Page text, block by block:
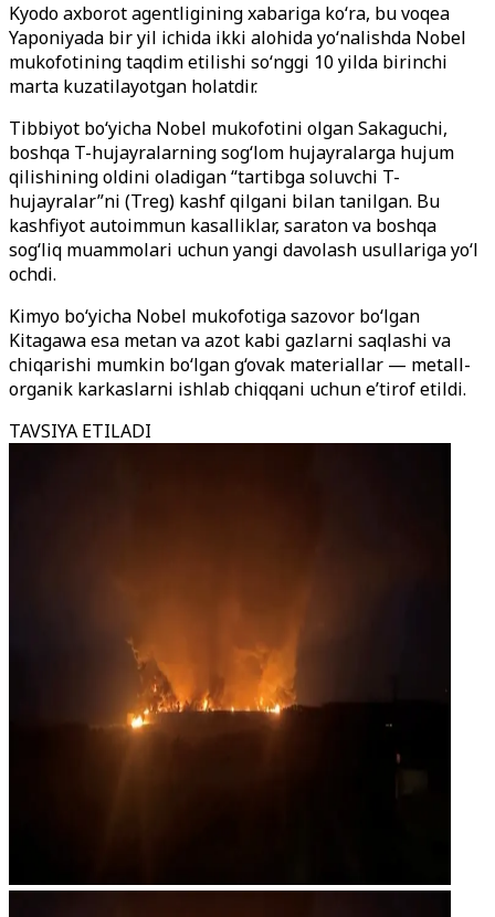
Kyodo axborot agentligining xabariga ko‘ra, bu voqea
Yaponiyada bir yil ichida ikki alohida yo‘nalishda Nobel
mukofotining taqdim etilishi so‘nggi 10 yilda birinchi
marta kuzatilayotgan holatdir.
Tibbiyot bo‘yicha Nobel mukofotini olgan Sakaguchi,
boshqa T-hujayralarning sog‘lom hujayralarga hujum
qilishining oldini oladigan “tartibga soluvchi T-
hujayralar”ni (Treg) kashf qilgani bilan tanilgan. Bu
kashfiyot autoimmun kasalliklar, saraton va boshqa
sog‘liq muammolari uchun yangi davolash usullariga yo‘l
ochdi.
Kimyo bo‘yicha Nobel mukofotiga sazovor bo‘lgan
Kitagawa esa metan va azot kabi gazlarni saqlashi va
chiqarishi mumkin bo‘lgan g‘ovak materiallar — metall-
organik karkaslarni ishlab chiqqani uchun e’tirof etildi.
TAVSIYA ETILADI